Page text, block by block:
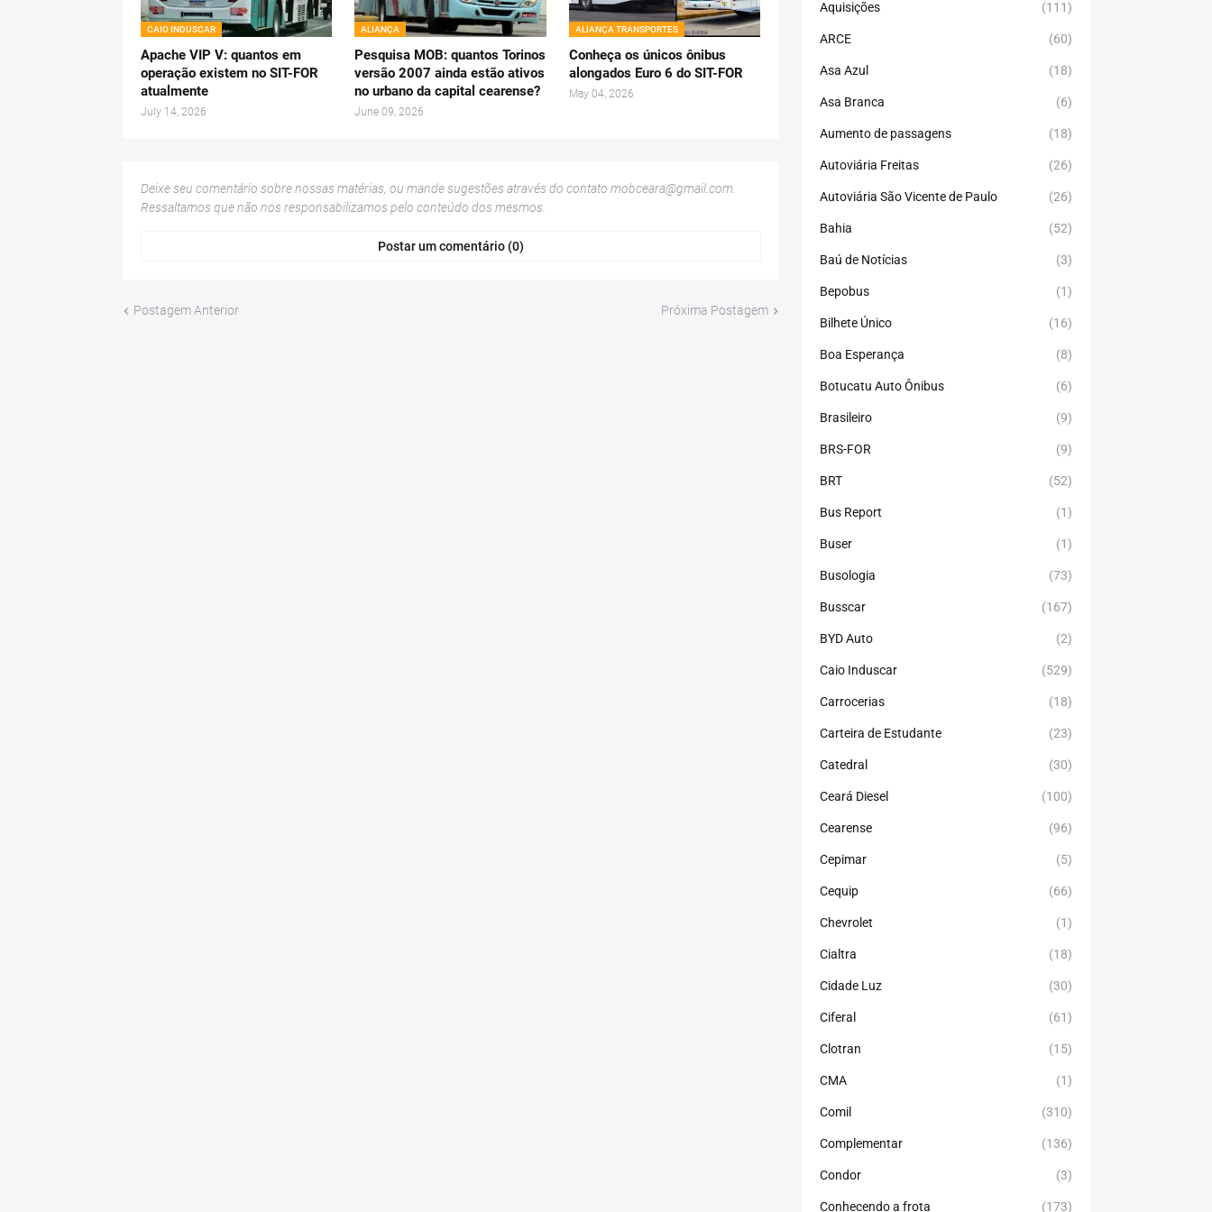
CAIO INDUSCAR
Apache VIP V: quantos em
operação existem no SIT-FOR
atualmente
July 14, 2026
ALIANÇA
Pesquisa MOB: quantos Torinos
versão 2007 ainda estão ativos
no urbano da capital cearense?
June 09, 2026
ALIANÇA TRANSPORTES
Conheça os únicos ônibus
alongados Euro 6 do SIT-FOR
May 04, 2026
Deixe seu comentário sobre nossas matérias, ou mande sugestões através do contato mobceara@gmail.com.
Ressaltamos que não nos responsabilizamos pelo conteúdo dos mesmos.
Postar um comentário (0)
Postagem Anterior Próxima Postagem
Aquisições (111)
ARCE (60)
Asa Azul (18)
Asa Branca (6)
Aumento de passagens (18)
Autoviária Freitas (26)
Autoviária São Vicente de Paulo (26)
Bahia (52)
Baú de Notícias (3)
Bepobus (1)
Bilhete Único (16)
Boa Esperança (8)
Botucatu Auto Ônibus (6)
Brasileiro (9)
BRS-FOR (9)
BRT (52)
Bus Report (1)
Buser (1)
Busologia (73)
Busscar (167)
BYD Auto (2)
Caio Induscar (529)
Carrocerias (18)
Carteira de Estudante (23)
Catedral (30)
Ceará Diesel (100)
Cearense (96)
Cepimar (5)
Cequip (66)
Chevrolet (1)
Cialtra (18)
Cidade Luz (30)
Ciferal (61)
Clotran (15)
CMA (1)
Comil (310)
Complementar (136)
Condor (3)
Conhecendo a frota (173)